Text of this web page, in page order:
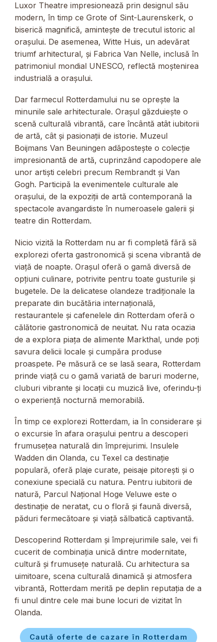
Luxor Theatre impresionează prin designul său
modern, în timp ce Grote of Sint-Laurenskerk, o
biserică magnifică, amintește de trecutul istoric al
orașului. De asemenea, Witte Huis, un adevărat
triumf arhitectural, și Fabrica Van Nelle, inclusă în
patrimoniul mondial UNESCO, reflectă moștenirea
industrială a orașului.
Dar farmecul Rotterdamului nu se oprește la
minunile sale arhitecturale. Orașul găzduiește o
scenă culturală vibrantă, care încântă atât iubitorii
de artă, cât și pasionații de istorie. Muzeul
Boijmans Van Beuningen adăpostește o colecție
impresionantă de artă, cuprinzând capodopere ale
unor artiști celebri precum Rembrandt și Van
Gogh. Participă la evenimentele culturale ale
orașului, de la expoziții de artă contemporană la
spectacole avangardiste în numeroasele galerii și
teatre din Rotterdam.
Nicio vizită la Rotterdam nu ar fi completă fără să
explorezi oferta gastronomică și scena vibrantă de
viață de noapte. Orașul oferă o gamă diversă de
opțiuni culinare, potrivite pentru toate gusturile și
bugetele. De la delicatese olandeze tradiționale la
preparate din bucătăria internațională,
restaurantele și cafenelele din Rotterdam oferă o
călătorie gastronomică de neuitat. Nu rata ocazia
de a explora piața de alimente Markthal, unde poți
savura delicii locale și cumpăra produse
proaspete. Pe măsură ce se lasă seara, Rotterdam
prinde viață cu o gamă variată de baruri moderne,
cluburi vibrante și locații cu muzică live, oferindu-ți
o experiență nocturnă memorabilă.
În timp ce explorezi Rotterdam, ia în considerare și
o excursie în afara orașului pentru a descoperi
frumusețea naturală din împrejurimi. Insulele
Wadden din Olanda, cu Texel ca destinație
populară, oferă plaje curate, peisaje pitorești și o
conexiune specială cu natura. Pentru iubitorii de
natură, Parcul Național Hoge Veluwe este o
destinație de neratat, cu o floră și faună diversă,
păduri fermecătoare și viață sălbatică captivantă.
Descoperind Rotterdam și împrejurimile sale, vei fi
cucerit de combinația unică dintre modernitate,
cultură și frumusețe naturală. Cu arhitectura sa
uimitoare, scena culturală dinamică și atmosfera
vibrantă, Rotterdam merită pe deplin reputația de a
fi unul dintre cele mai bune locuri de vizitat în
Olanda.
Caută oferte de cazare în Rotterdam